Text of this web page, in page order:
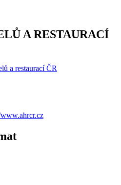
A RESTAURACÍ